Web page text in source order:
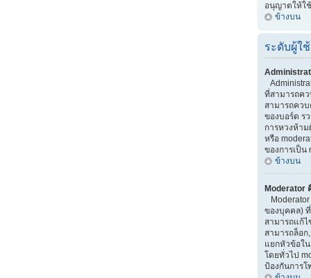
อนุญาตให้ใ
ข้างบน
ระดับผู้ใ
ที่สามารถค
สามารถคว
ของบอร์ด ร
การหวงห้าม
หรือ
ของการเป็น
ข้างบน
Moderator
ของบุคคล)
สามารถแก้
สามารถล็อก
แยกหัวข้อใ
โดยทั่วไป
ป้องกันการ